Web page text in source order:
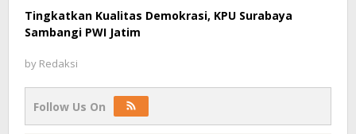
Tingkatkan Kualitas Demokrasi, KPU Surabaya
Sambangi PWI Jatim
by Redaksi
Follow Us On